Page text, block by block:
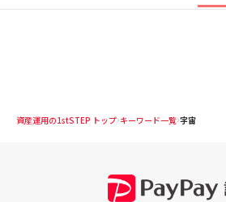
資産運用の1stSTEP トップ キーワード一覧 宇宙